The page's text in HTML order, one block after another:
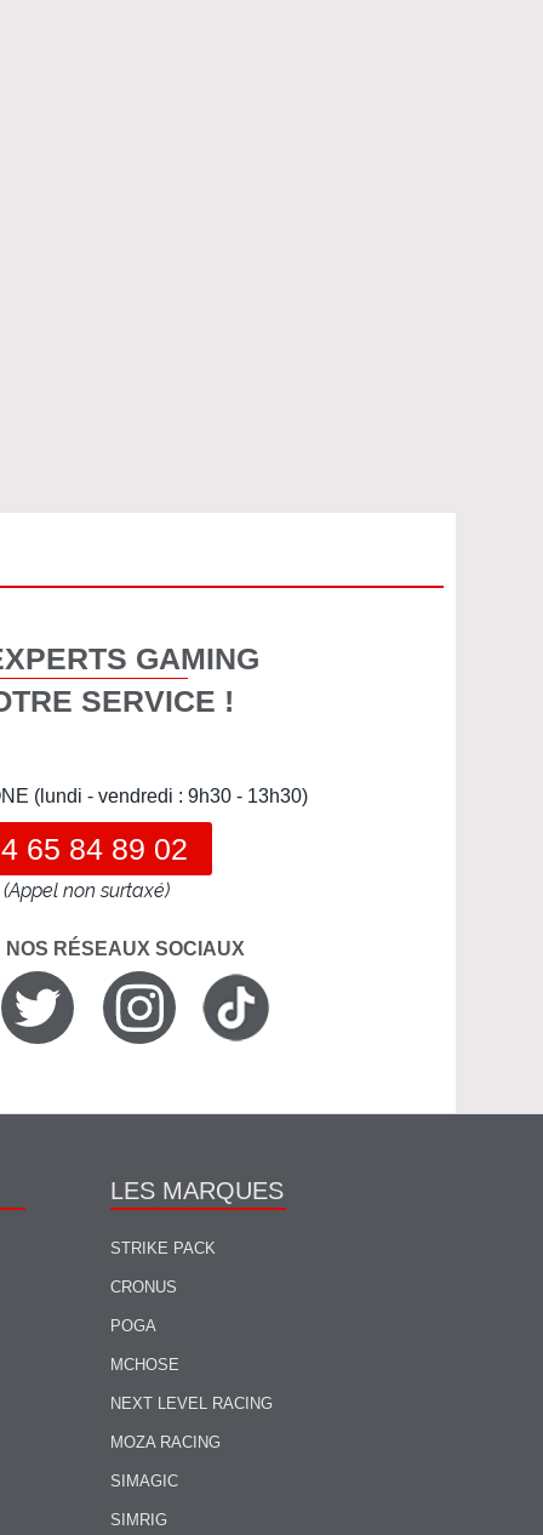
GAMING
SERVICE !
(lundi - vendredi : 9h30 - 13h30)
65 84 89 02
(Appel non surtaxé)
NOS RÉSEAUX SOCIAUX
LES MARQUES
STRIKE PACK
CRONUS
POGA
MCHOSE
NEXT LEVEL RACING
MOZA RACING
SIMAGIC
SIMRIG